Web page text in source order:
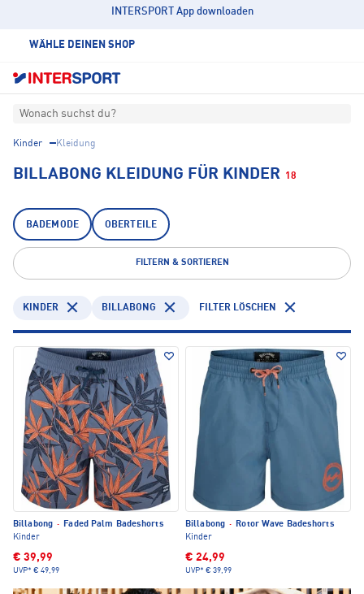
INTERSPORT App downloaden
WÄHLE DEINEN SHOP
Wonach suchst du?
Kinder Kleidung
BILLABONG KLEIDUNG FÜR KINDER 18
BADEMODE OBERTEILE
FILTERN & SORTIEREN
KINDER BILLABONG FILTER LÖSCHEN
Billabong ·
Faded Palm Badeshorts
Kinder
€ 39,99
UVP* € 49,99
Billabong ·
Rotor Wave Badeshorts
Kinder
€ 24,99
UVP* € 39,99